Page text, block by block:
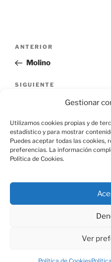
Gestionar
Utilizamos cookies propias y de
estadístico y para mostrar
Puedes aceptar todas las cookies,
preferencias. La información
Política de Cookies.
Ver
Navegación
entradas
Entrada
anterior:
ANTERIOR
Molino
Siguiente
SIGUIENTE
Presa Vieja del Romeral